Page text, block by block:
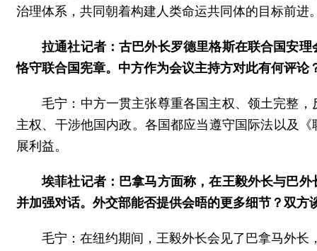
治理体系，共同朝着构建人类命运共同体的目标前进
拉通社记者：古巴外长罗德里格斯在联合国安
恪守联合国宪章。中方作为会议主持方对此有何评论
毛宁：中方一贯主张尊重各国主权、领土完整
主权、干涉他国内政。各国都应当遵守国际法以及
展利益。
埃菲社记者：巴拿马方面称，在王毅外长与巴
并加强对话。外交部能否提供会晤的更多细节？双方
毛宁：在纽约期间，王毅外长会见了巴拿马外